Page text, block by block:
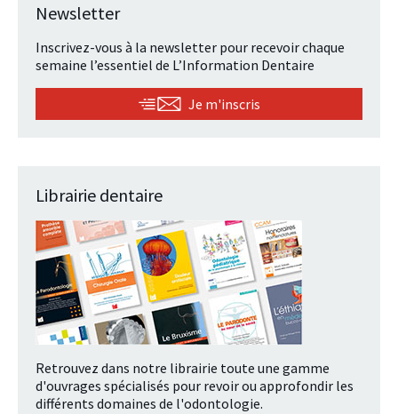
Newsletter
Inscrivez-vous à la newsletter pour recevoir chaque
semaine l’essentiel de L’Information Dentaire
Je m'inscris
Librairie dentaire
Retrouvez dans notre librairie toute une gamme
d'ouvrages spécialisés pour revoir ou approfondir les
différents domaines de l'odontologie.